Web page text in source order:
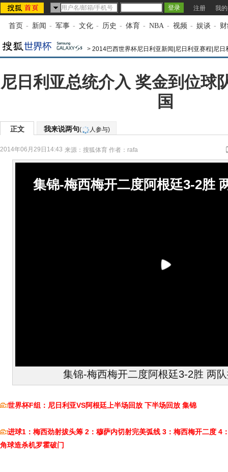
注册 我
首页 - 新闻 - 军事 - 文化 - 历史 - 体育 - NBA - 视频 - 娱谈 -
> 2014巴西世界杯尼日利亚新闻|尼日利亚赛程|尼日
尼日利亚总统介入 奖金到位球
国
正文 我来说两句( 人参与)
2014年06月29日14:43 来源： 搜狐体育 作者：rafa
集锦-梅西梅开二度阿根廷3-2胜
集锦-梅西梅开二度阿根廷3-2胜 两
世界杯F组：尼日利亚VS阿根廷上半场回放 下半场回放 集锦
进球1：梅西劲射拔头筹 2：穆萨内切射完美弧线 3：梅西梅开二度 4
角球造杀机罗霍破门